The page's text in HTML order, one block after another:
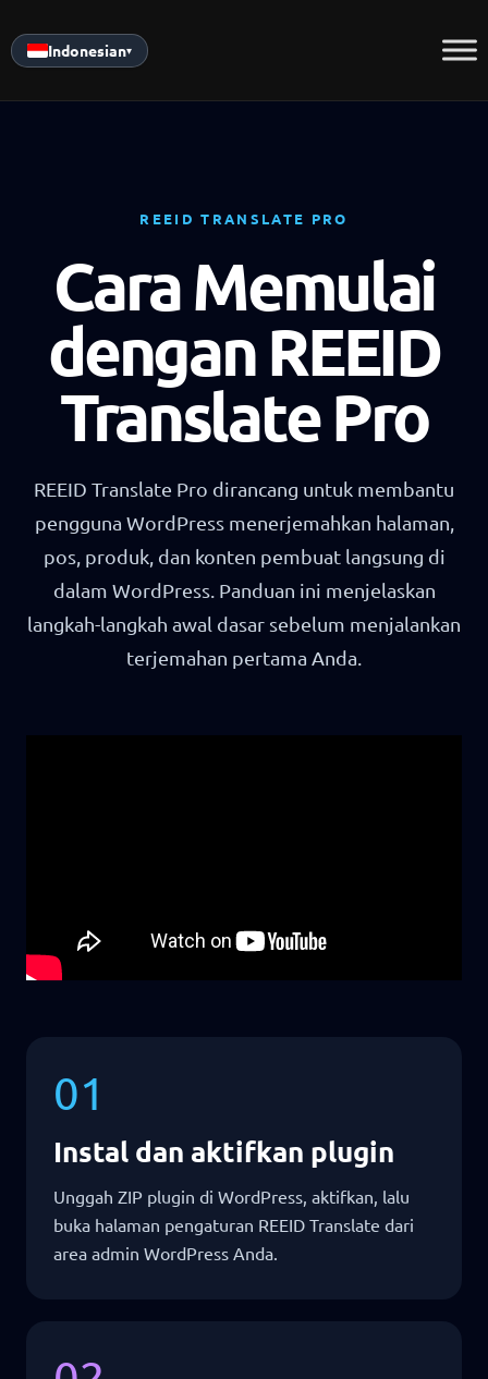
to
Indonesian▾
REEID TRANSLATE PRO
Cara Memulai
dengan REEID
Translate Pro
REEID Translate Pro dirancang untuk membantu
pengguna WordPress menerjemahkan halaman,
pos, produk, dan konten pembuat langsung di
dalam WordPress. Panduan ini menjelaskan
langkah-langkah awal dasar sebelum menjalankan
terjemahan pertama Anda.
01
Instal dan aktifkan plugin
Unggah ZIP plugin di WordPress, aktifkan, lalu
buka halaman pengaturan REEID Translate dari
area admin WordPress Anda.